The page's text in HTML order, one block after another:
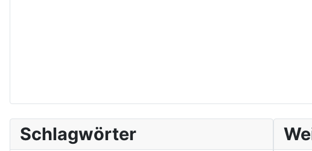
Schlagwörter